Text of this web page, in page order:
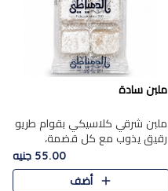
ملبن سادة
ملبن شرقي كلاسيكي بقوام طريو
رقيق يذوب مع كل قضمة،
مغطى بطبقة ناعمة من السكر
البودرة ليقدم المذاق الأصيل الذي
ارتبط بحلويات المولد التقليدي..
55.00 جنيه
أضف